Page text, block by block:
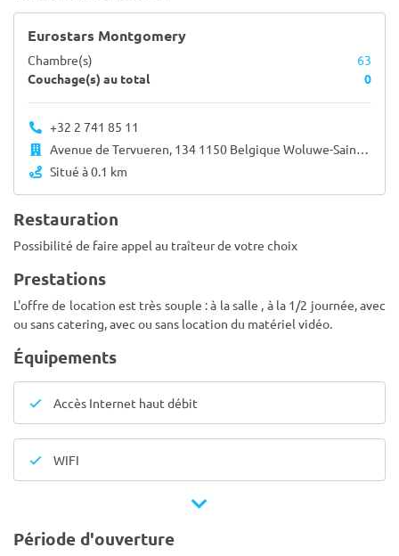
Eurostars Montgomery
Chambre(s)
63
Couchage(s) au total
0
+32 2 741 85 11
Avenue de Tervueren, 134 1150 Belgique Woluwe-Saint-Pierre 1150
Situé à 0.1 km
Restauration
Possibilité de faire appel au traîteur de votre choix
Prestations
L'offre de location est très souple : à la salle , à la 1/2 journée, avec
ou sans catering, avec ou sans location du matériel vidéo.
Équipements
Accès Internet haut débit
WIFI
Période d'ouverture